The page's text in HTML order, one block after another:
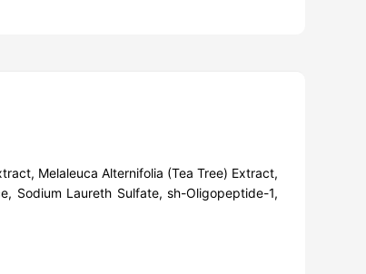
Melaleuca Alternifolia (Tea Tree) Extract,
Sodium Laureth Sulfate, sh-Oligopeptide-1,